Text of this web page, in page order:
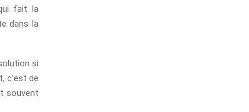
fait la
dans la
si
c’est de
souvent